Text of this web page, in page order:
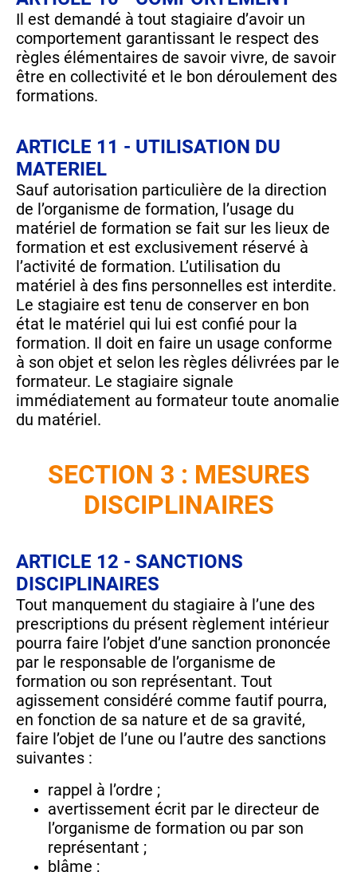
Il est demandé à tout stagiaire d’avoir un
comportement garantissant le respect des
règles élémentaires de savoir vivre, de savoir
être en collectivité et le bon déroulement des
formations.
ARTICLE 11 - UTILISATION DU
MATERIEL
Sauf autorisation particulière de la direction
de l’organisme de formation, l’usage du
matériel de formation se fait sur les lieux de
formation et est exclusivement réservé à
l’activité de formation. L’utilisation du
matériel à des fins personnelles est interdite.
Le stagiaire est tenu de conserver en bon
état le matériel qui lui est confié pour la
formation. Il doit en faire un usage conforme
à son objet et selon les règles délivrées par le
formateur. Le stagiaire signale
immédiatement au formateur toute anomalie
du matériel.
SECTION 3 : MESURES
DISCIPLINAIRES
ARTICLE 12 - SANCTIONS
DISCIPLINAIRES
Tout manquement du stagiaire à l’une des
prescriptions du présent règlement intérieur
pourra faire l’objet d’une sanction prononcée
par le responsable de l’organisme de
formation ou son représentant. Tout
agissement considéré comme fautif pourra,
en fonction de sa nature et de sa gravité,
faire l’objet de l’une ou l’autre des sanctions
suivantes :
rappel à l’ordre ;
avertissement écrit par le directeur de
l’organisme de formation ou par son
représentant ;
blâme ;